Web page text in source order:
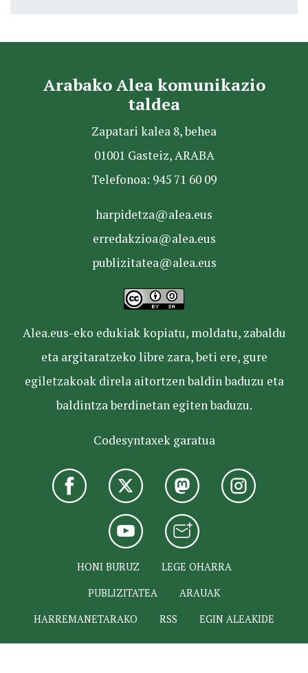
Arabako Alea komunikazio
taldea
Zapatari kalea 8, behea
01001 Gasteiz, ARABA
Telefonoa: 945 71 60 09
harpidetza@alea.eus
erredakzioa@alea.eus
publizitatea@alea.eus
Alea.eus-eko edukiak kopiatu, moldatu, zabaldu
eta argitaratzeko libre zara, beti ere, gure
egiletzakoak direla aitortzen baldin baduzu eta
baldintza berdinetan egiten baduzu.
Codesyntaxek garatua
HONI BURUZ
LEGE OHARRA
PUBLIZITATEA
ARAUAK
HARREMANETARAKO
RSS EGIN ALEAKIDE